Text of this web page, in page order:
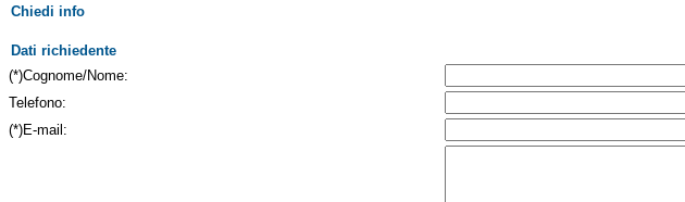
Chiedi info
Dati richiedente
(*)Cognome/Nome:
Telefono:
(*)E-mail: